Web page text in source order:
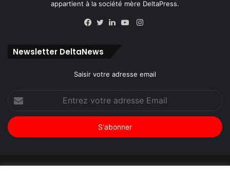
appartient à la société mère DeltaPress.
Instagram
Newsletter DeltaNews
Saisir votre adresse email
votre
adresse
Email